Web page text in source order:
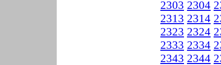
2303 2304
2313 2314
2323 2324
2333 2334
2343 2344